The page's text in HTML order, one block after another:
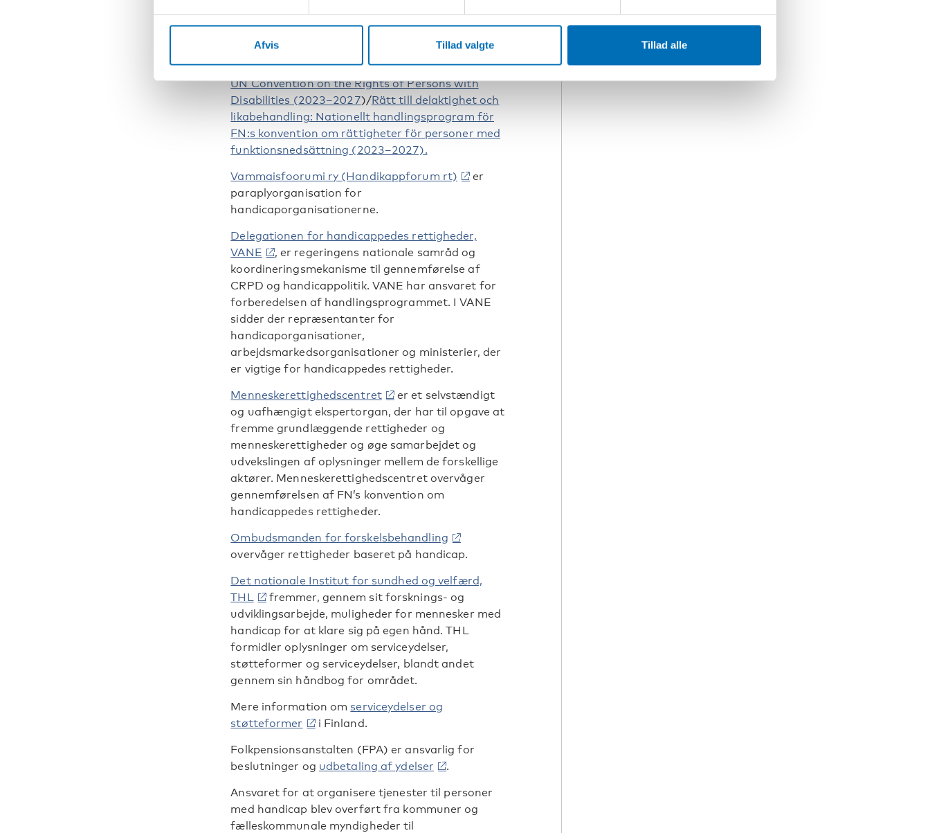
Afvis Tillad valgte Tillad alle
handicapkonventionen 2020-2023:
Right to social
inclusion and equality: National Action Plan on the
UN Convention on the Rights of Persons with
Disabilities (2023–2027)/Rätt till delaktighet och
likabehandling: Nationellt handlingsprogram för
FN:s konvention om rättigheter för personer med
funktionsnedsättning (2023–2027).
Vammaisfoorumi ry (Handikappforum rt)
er
paraplyorganisation for
handicaporganisationerne.
Delegationen for handicappedes rettigheder,
VANE
, er regeringens nationale samråd og
koordineringsmekanisme til gennemførelse af
CRPD og handicappolitik. VANE har ansvaret for
forberedelsen af handlingsprogrammet. I VANE
sidder der repræsentanter for
handicaporganisationer,
arbejdsmarkedsorganisationer og ministerier, der
er vigtige for handicappedes rettigheder.
Menneskerettighedscentret
er et selvstændigt
og uafhængigt ekspertorgan, der har til opgave at
fremme grundlæggende rettigheder og
menneskerettigheder og øge samarbejdet og
udvekslingen af oplysninger mellem de forskellige
aktører. Menneskerettighedscentret overvåger
gennemførelsen af FN’s konvention om
handicappedes rettigheder.
Ombudsmanden for forskelsbehandling
overvåger rettigheder baseret på handicap.
Det nationale Institut for sundhed og velfærd,
THL
fremmer, gennem sit forsknings- og
udviklingsarbejde, muligheder for mennesker med
handicap for at klare sig på egen hånd. THL
formidler oplysninger om serviceydelser,
støtteformer og serviceydelser, blandt andet
gennem sin håndbog for området.
Mere information om serviceydelser og
støtteformer
i Finland.
Folkpensionsanstalten (FPA) er ansvarlig for
beslutninger og udbetaling af ydelser
.
Ansvaret for at organisere tjenester til personer
med handicap blev overført fra kommuner og
fælleskommunale myndigheder til